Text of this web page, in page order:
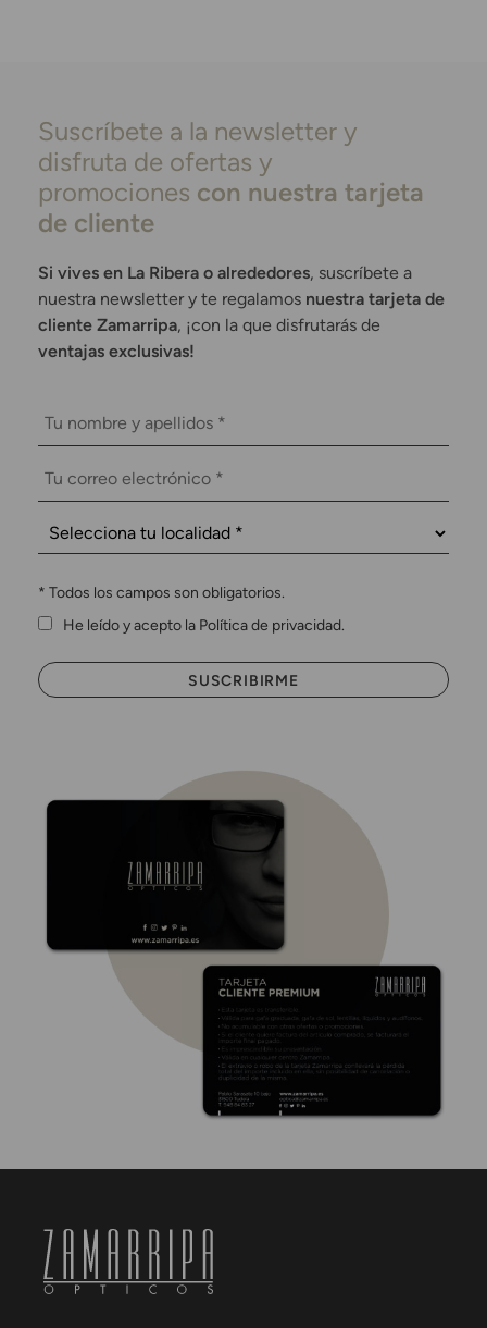
Suscríbete a la newsletter y
disfruta de ofertas y
promociones con nuestra tarjeta
de cliente
Si vives en La Ribera o alrededores, suscríbete a
nuestra newsletter y te regalamos nuestra tarjeta de
cliente Zamarripa, ¡con la que disfrutarás de
ventajas exclusivas!
* Todos los campos son obligatorios.
He leído y acepto la Política de privacidad.